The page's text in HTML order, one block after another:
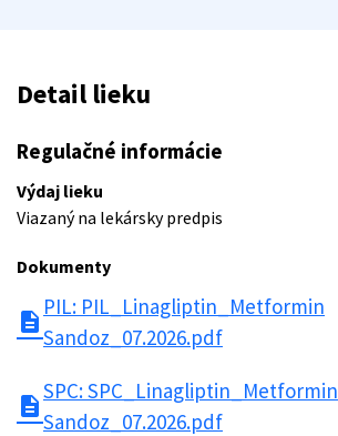
Detail lieku
Regulačné informácie
Výdaj lieku
Viazaný na lekársky predpis
Dokumenty
description
PIL: PIL_Linagliptin_Metformin
Sandoz_07.2026.pdf
description
SPC: SPC_Linagliptin_Metformin
Sandoz_07.2026.pdf